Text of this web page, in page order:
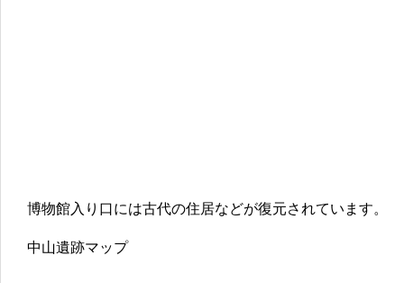
博物館入り口には古代の住居などが復元されています。
中山遺跡マップ